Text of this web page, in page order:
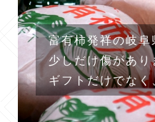
富有柿発祥の岐
少しだけ傷があ
ギフトだけでな